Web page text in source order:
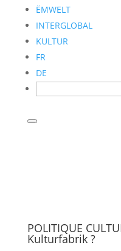
ËMWELT
INTERGLOBAL
KULTUR
FR
DE
POLITIQUE
Kulturfabrik ?